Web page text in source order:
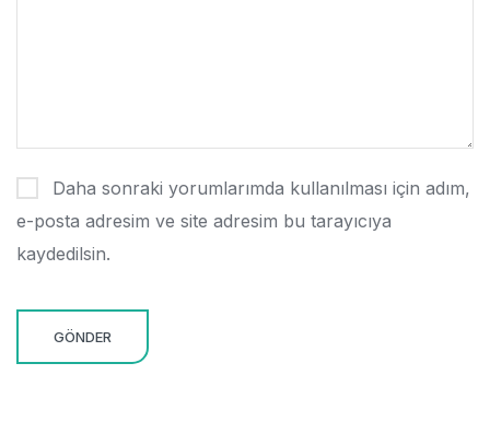
Daha sonraki yorumlarımda kullanılması için adım,
e-posta adresim ve site adresim bu tarayıcıya
kaydedilsin.